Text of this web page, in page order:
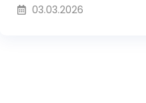
03.03.2026